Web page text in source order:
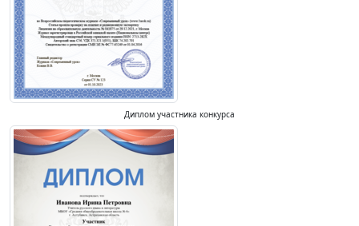
Диплом участника конкурса